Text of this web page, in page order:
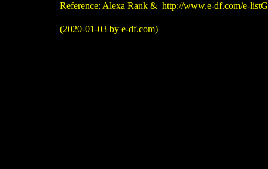
Reference: Alexa Rank & http://www.e-df.com/e-
(2020-01-03 by e-df.com)